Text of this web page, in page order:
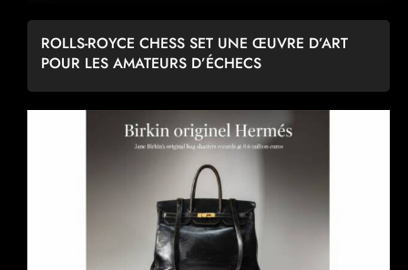
ROLLS-ROYCE CHESS SET UNE ŒUVRE D’ART
POUR LES AMATEURS D’ÉCHECS